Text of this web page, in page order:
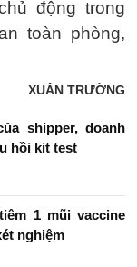
động trong
toàn phòng,
XUÂN TRƯỜNG
shipper, doanh
hồi kit test
1 mũi vaccine
nghiệm